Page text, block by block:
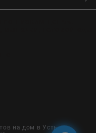
на дом в Усть-